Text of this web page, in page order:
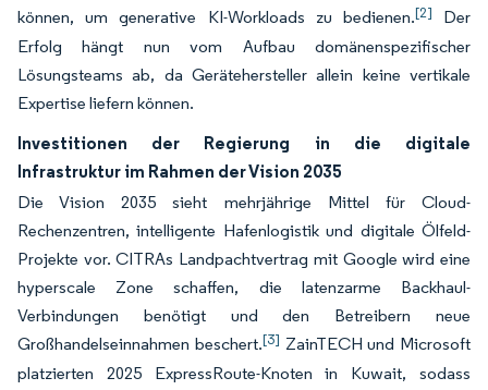
können, um generative KI-Workloads zu bedienen.[2]
Der
Erfolg hängt nun vom Aufbau domänenspezifischer
Lösungsteams ab, da Gerätehersteller allein keine vertikale
Expertise liefern können.
Investitionen der Regierung in die digitale
Infrastruktur im Rahmen der Vision 2035
Die Vision 2035 sieht mehrjährige Mittel für Cloud-
Rechenzentren, intelligente Hafenlogistik und digitale Ölfeld-
Projekte vor. CITRAs Landpachtvertrag mit Google wird eine
hyperscale Zone schaffen, die latenzarme Backhaul-
Verbindungen benötigt und den Betreibern neue
Großhandelseinnahmen beschert.[3] ZainTECH und Microsoft
platzierten 2025 ExpressRoute-Knoten in Kuwait, sodass